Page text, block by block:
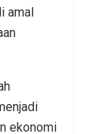
amal
ekonomi